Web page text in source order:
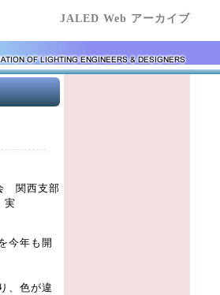
JALED Web アーカイブ
関西支部
木 実
今年も開
、色が違